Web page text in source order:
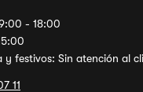
- 18:00
y festivos: Sin atención al
11